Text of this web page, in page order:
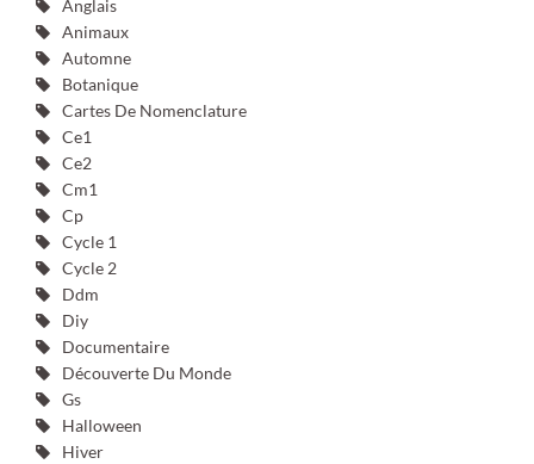
Anglais
Animaux
Automne
Botanique
Cartes De Nomenclature
Ce1
Ce2
Cm1
Cp
Cycle 1
Cycle 2
Ddm
Diy
Documentaire
Découverte Du Monde
Gs
Halloween
Hiver